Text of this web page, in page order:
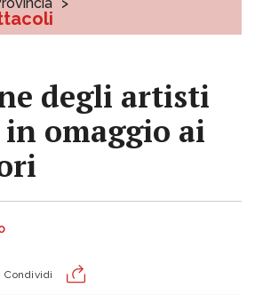
degli artisti
omaggio ai
Condividi